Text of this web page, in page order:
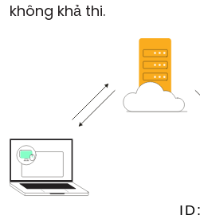
không khả thi.